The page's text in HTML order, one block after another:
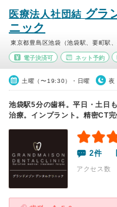
医療法人社団結 グラ
ニック
東京都豊島区池袋（池袋駅、要町駅、
電子決済可 ネット予約
土曜（〜19:30）・日曜 夜
池袋駅5分の歯科。平日・土日
治療。インプラント。精密CT完
2件
アクセス数